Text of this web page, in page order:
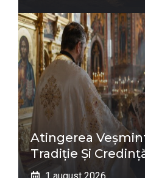
Atingerea
Tradiție Și